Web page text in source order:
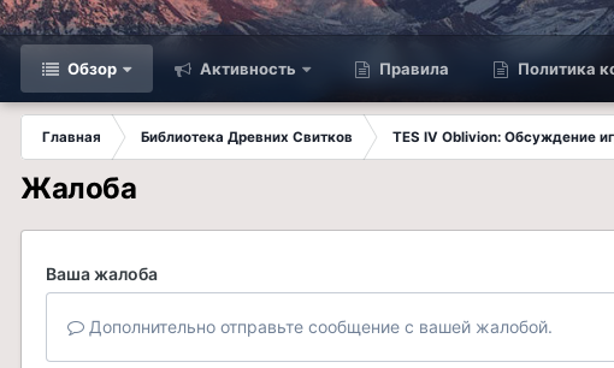
Обзор Активность Правила Политика
Главная Библиотека Древних Свитков TES IV Oblivion: Обсуждение
Жалоба
Ваша жалоба
Дополнительно отправьте сообщение с вашей жалобой.